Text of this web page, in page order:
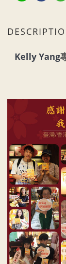
Kelly Yang